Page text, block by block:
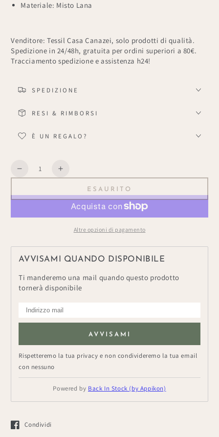
Materiale: Misto Lana
Venditore: Tessil Casa Canazei, solo prodotti di qualità.
Spedizione in 24/48h, gratuita per ordini superiori a 80€.
Tracciamento spedizione e assistenza h24!
SPEDIZIONE
RESI & RIMBORSI
È UN REGALO?
Quantità
Diminuisce
quantità
Aumenta
quantità
per
Chalet
ESAURITO
Altre opzioni di pagamento
AVVISAMI QUANDO DISPONIBILE
Ti manderemo una mail quando questo prodotto
tornerà disponibile
AVVISAMI
Rispetteremo la tua privacy e non condivideremo la tua email
con nessuno
Powered by Back In Stock (by Appikon)
Condividi
Si apre in una nuova finestra.